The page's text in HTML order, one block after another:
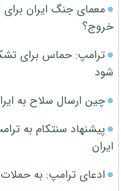
معمای جنگ ایران برای
خروج؟
ترامپ: حماس برای
شود
چین ارسال سلاح به
پیشنهاد سنتکام به
ایران
ادعای ترامپ: به